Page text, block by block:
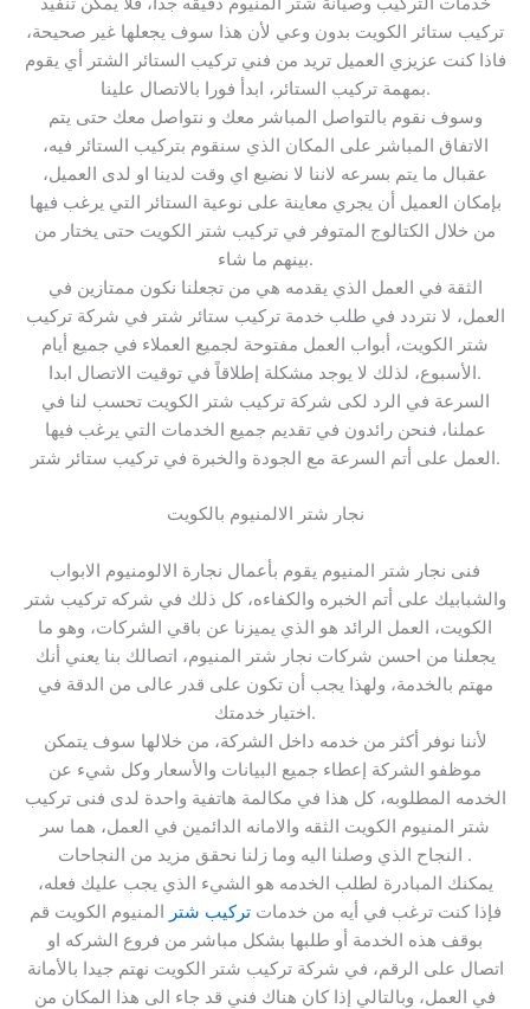
تركيب ستائر الكويت بدون وعي لأن هذا سوف يجعلها غير صحيحة،
فاذا كنت عزيزي العميل تريد من فني تركيب الستائر الشتر أي يقوم
بمهمة تركيب الستائر، ابدأ فورا بالاتصال علينا.
‏وسوف نقوم بالتواصل المباشر معك و نتواصل معك حتى يتم
الاتفاق المباشر على المكان الذي سنقوم بتركيب الستائر فيه،
عقبال ما يتم بسرعه لاننا لا نضيع اي وقت لدينا او لدى العميل،
بإمكان العميل أن يجري معاينة على نوعية الستائر التي يرغب فيها
من خلال الكتالوج المتوفر في تركيب شتر الكويت حتى يختار من
بينهم ما شاء.
‏الثقة في العمل الذي يقدمه هي من تجعلنا نكون ممتازين في
العمل، لا نتردد في طلب خدمة تركيب ستائر شتر في شركة تركيب
شتر الكويت، أبواب العمل مفتوحة لجميع العملاء في جميع أيام
الأسبوع، لذلك لا يوجد مشكلة إطلاقاً في توقيت الاتصال ابدا.
‏السرعة في الرد لكى شركة تركيب شتر الكويت تحسب لنا في
عملنا، فنحن رائدون في تقديم جميع الخدمات التي يرغب فيها
العمل على أتم السرعة مع الجودة والخبرة في تركيب ستائر شتر.
نجار شتر الالمنيوم بالكويت
فنى نجار شتر المنيوم يقوم بأعمال نجارة الالومنيوم الابواب
والشبابيك على أتم الخبره والكفاءه، كل ذلك في شركه تركيب شتر
الكويت، العمل الرائد هو الذي يميزنا عن باقي الشركات، وهو ما
يجعلنا من احسن شركات نجار شتر المنيوم، اتصالك بنا يعني أنك
مهتم بالخدمة، ولهذا يجب أن تكون على قدر عالى من الدقة في
اختيار خدمتك.
لأننا نوفر أكثر من خدمه داخل الشركة، من خلالها سوف يتمكن
موظفو الشركة إعطاء جميع البيانات والأسعار وكل شيء عن
الخدمه المطلوبه، كل هذا في مكالمة هاتفية واحدة لدى فنى تركيب
شتر المنيوم الكويت الثقه والامانه الدائمين في العمل، هما سر
النجاح الذي وصلنا اليه وما زلنا نحقق مزيد من النجاحات .
يمكنك المبادرة لطلب الخدمه هو الشيء الذي يجب عليك فعله،
فإذا كنت ترغب في أيه من خدماتتركيب شتر المنيوم الكويت قم
بوقف هذه الخدمة أو طلبها بشكل مباشر من فروع الشركه او
اتصال على الرقم، في شركة تركيب شتر الكويت نهتم جيدا بالأمانة
في العمل، وبالتالي إذا كان هناك فني قد جاء الى هذا المكان من